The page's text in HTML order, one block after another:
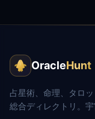
OracleHunt
占星術、命理、タロ
総合ディレクトリ。宇